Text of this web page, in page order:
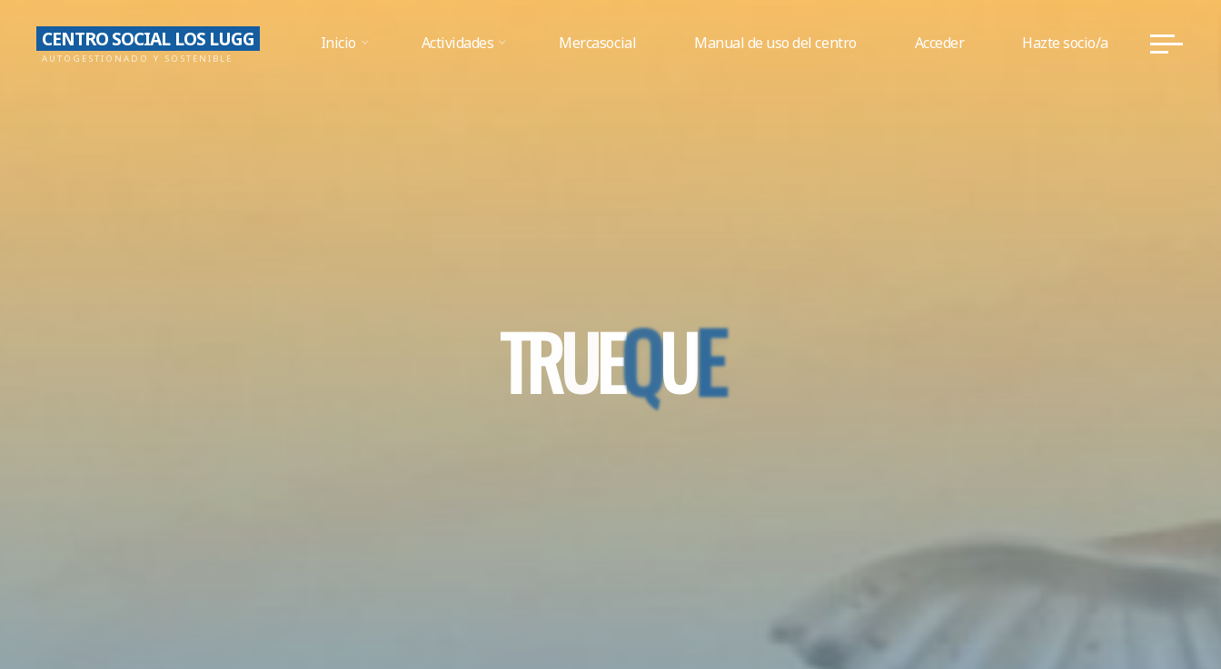
contenido
CENTRO SOCIAL LOS LUGG
AUTOGESTIONADO Y SOSTENIBLE
Inicio Actividades Mercasocial Manual de uso del centro Acceder Hazte socio/a
TRUEQUE